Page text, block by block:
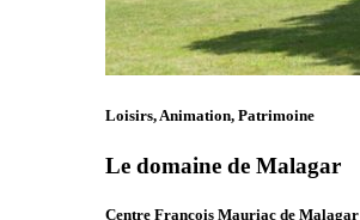
Loisirs, Animation, Patrimoine
Le domaine de Malagar
Centre François Mauriac de Malagar